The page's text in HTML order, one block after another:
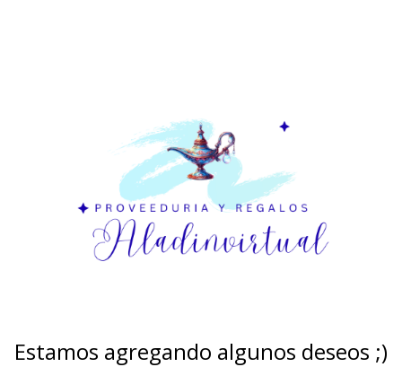
Estamos agregando algunos deseos ;)